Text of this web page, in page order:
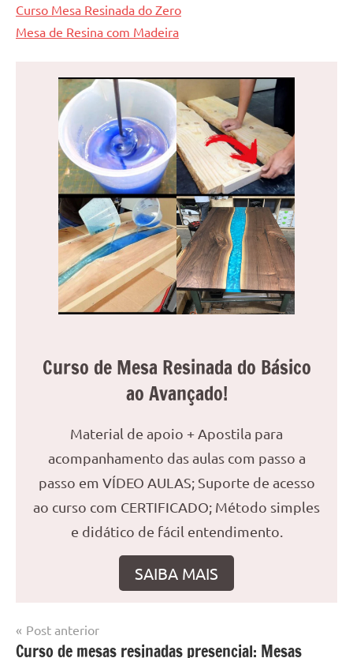
Curso Mesa Resinada do Zero
Mesa de Resina com Madeira
Curso de Mesa Resinada do Básico
ao Avançado!
Material de apoio + Apostila para
acompanhamento das aulas com passo a
passo em VÍDEO AULAS; Suporte de acesso
ao curso com CERTIFICADO; Método simples
e didático de fácil entendimento.
SAIBA MAIS
Marcado
com
Mesa
Navegação
Post anterior
Curso de mesas resinadas presencial: Mesas